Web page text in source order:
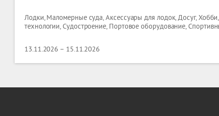
Лодки, Маломерные суда, Аксессуары для лодок, Досуг,
технологии, Судостроение, Портовое оборудование,
13.11.2026 – 15.11.2026